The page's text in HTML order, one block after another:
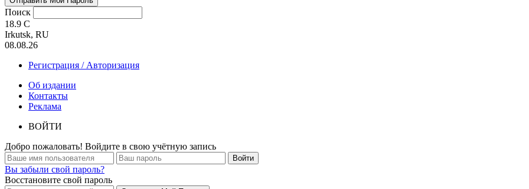
Поиск
18.9 C
Irkutsk, RU
08.08.26
Регистрация / Авторизация
Об издании
Контакты
Реклама
ВОЙТИ
Добро пожаловать! Войдите в свою учётную запись
Вы забыли свой пароль?
Восстановите свой пароль